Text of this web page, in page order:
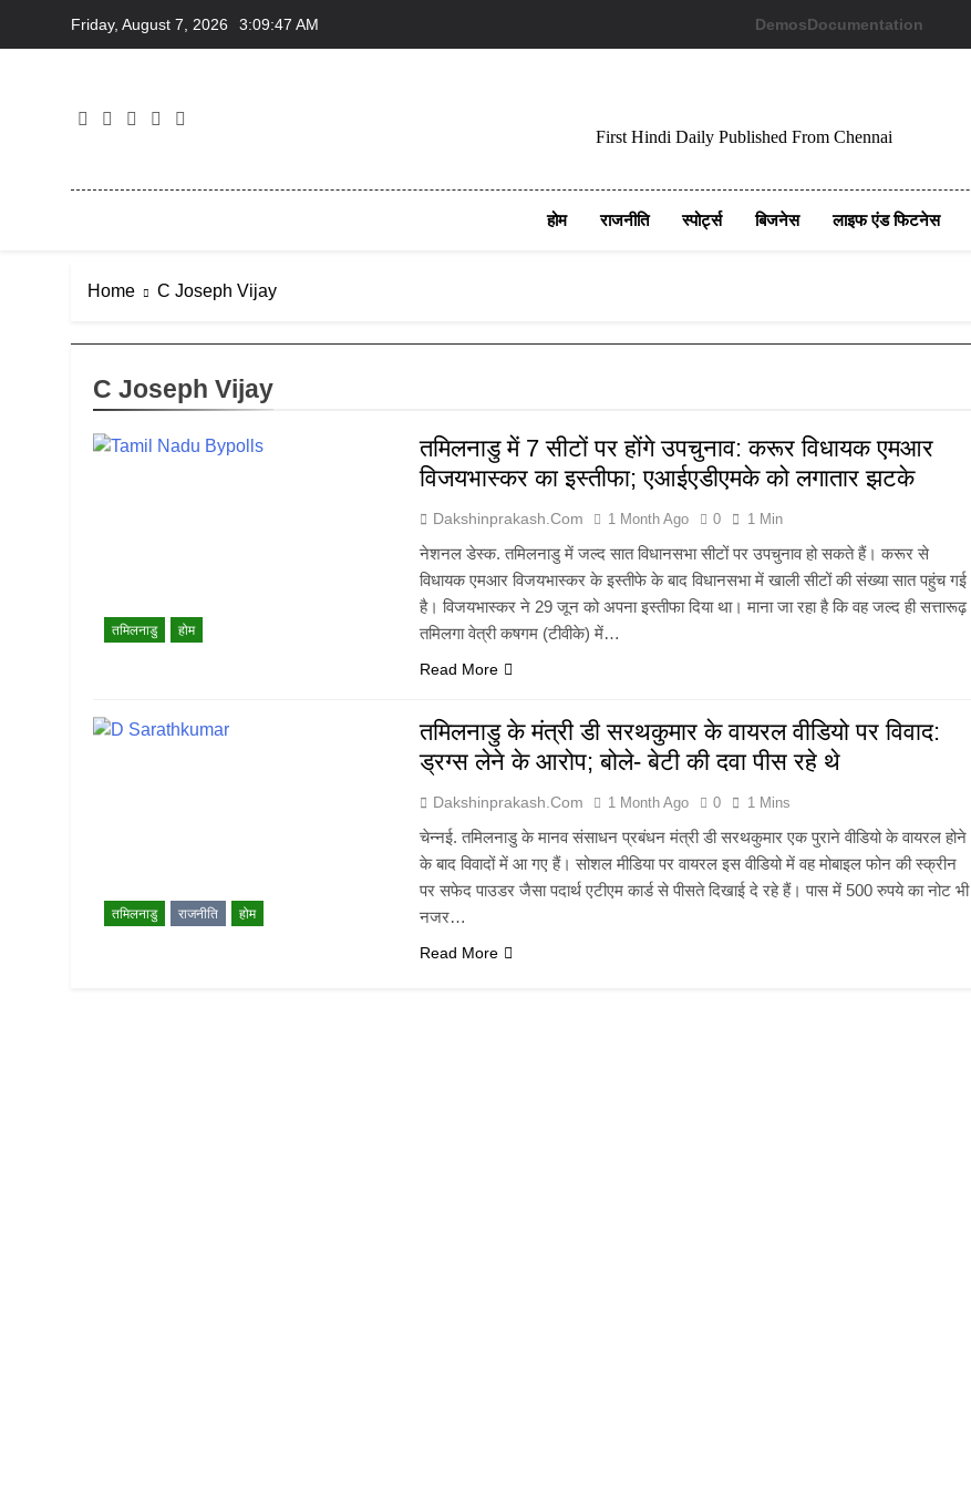
Friday, August 7, 2026 3:09:47 AM DemosDocumentation
First Hindi Daily Published From Chennai
होम राजनीति स्पोर्ट्स बिजनेस लाइफ एंड फिटनेस
Home C Joseph Vijay
C Joseph Vijay
तमिलनाडु होम
तमिलनाडु में 7 सीटों पर होंगे उपचुनाव: करूर विधायक एमआर
विजयभास्कर का इस्तीफा; एआईएडीएमके को लगातार झटके
Dakshinprakash.com 1 Month Ago 0 1 Min
नेशनल डेस्क. तमिलनाडु में जल्द सात विधानसभा सीटों पर उपचुनाव हो सकते हैं। करूर से
विधायक एमआर विजयभास्कर के इस्तीफे के बाद विधानसभा में खाली सीटों की संख्या सात पहुंच गई
है। विजयभास्कर ने 29 जून को अपना इस्तीफा दिया था। माना जा रहा है कि वह जल्द ही सत्तारूढ़
तमिलगा वेत्री कषगम (टीवीके) में…
Read More
तमिलनाडु राजनीति होम
तमिलनाडु के मंत्री डी सरथकुमार के वायरल वीडियो पर विवाद:
ड्रग्स लेने के आरोप; बोले- बेटी की दवा पीस रहे थे
Dakshinprakash.com 1 Month Ago 0 1 Mins
चेन्नई. तमिलनाडु के मानव संसाधन प्रबंधन मंत्री डी सरथकुमार एक पुराने वीडियो के वायरल होने
के बाद विवादों में आ गए हैं। सोशल मीडिया पर वायरल इस वीडियो में वह मोबाइल फोन की स्क्रीन
पर सफेद पाउडर जैसा पदार्थ एटीएम कार्ड से पीसते दिखाई दे रहे हैं। पास में 500 रुपये का नोट भी
नजर…
Read More